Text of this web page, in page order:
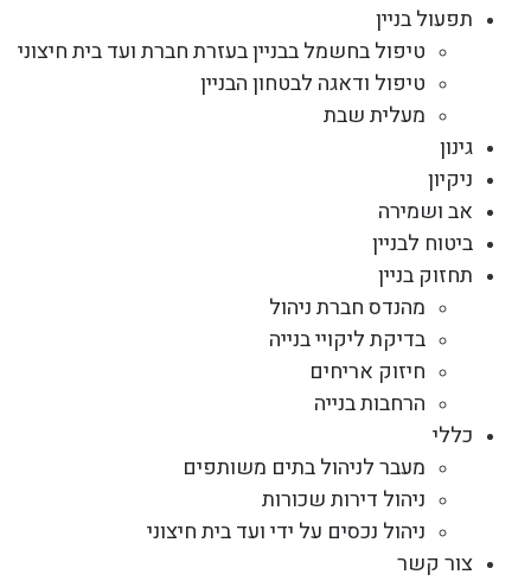
תפעול בניין
טיפול בחשמל בבניין בעזרת חברת ועד בית חיצוני
טיפול ודאגה לבטחון הבניין
מעלית שבת
גינון
ניקיון
אב ושמירה
ביטוח לבניין
תחזוק בניין
מהנדס חברת ניהול
בדיקת ליקויי בנייה
חיזוק אריחים
הרחבות בנייה
כללי
מעבר לניהול בתים משותפים
ניהול דירות שכורות
ניהול נכסים על ידי ועד בית חיצוני
צור קשר